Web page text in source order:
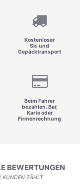
Kostenloser
Ski und
Gepäcktransport
Beim Fahrer
bezahlen. Bar,
Karte oder
Firmenrechnung
BEWERTUNGEN
KUNDEN ZÄHLT"